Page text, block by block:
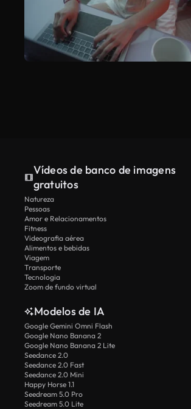
Vídeos de banco de imagens
gratuitos
Natureza
Pessoas
Amor e Relacionamentos
Fitness
Videografia aérea
Alimentos e bebidas
Viagem
Transporte
Tecnologia
Zoom de fundo virtual
Modelos de IA
Google Gemini Omni Flash
Google Nano Banana 2
Google Nano Banana 2 Lite
Seedance 2.0
Seedance 2.0 Fast
Seedance 2.0 Mini
Happy Horse 1.1
Seedream 5.0 Pro
Seedream 5.0 Lite